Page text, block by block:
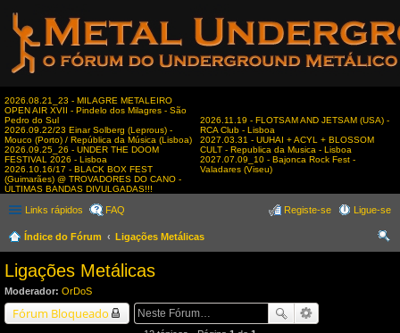
2026.08.21_23 - MILAGRE METALEIRO
OPEN AIR XVII - Pindelo dos Milagres - São
Pedro do Sul
2026.09.22/23 Einar Solberg (Leprous) -
Mouco (Porto) / República da Música (Lisboa)
2026.09.25_26 - UNDER THE DOOM
FESTIVAL 2026 - Lisboa
2026.10.16/17 - BLACK BOX FEST
(Guimarães) @ TROVADORES DO CANO -
ÚLTIMAS BANDAS DIVULGADAS!!!
2026.11.19 - FLOTSAM AND JETSAM (USA) -
RCA Club - Lisboa
2027.03.31 - UUHAI + ACYL + BLOSSOM
CULT - Republica da Musica - Lisboa
2027.07.09_10 - Bajonca Rock Fest -
Valadares (Viseu)
Links rápidos FAQ Ligue-se
Registe-se
Índice do Fórum
Ligações Metálicas
Ligações Metálicas
Moderador: OrDoS
Fórum Bloqueado